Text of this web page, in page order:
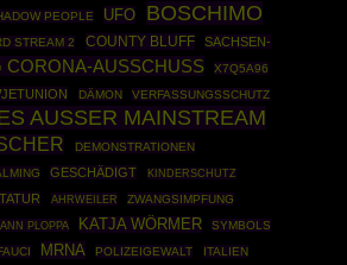
PEOPLE UFO
BOSCHIMO
STREAM 2 COUNTY BLUFF
SACHSEN-
AUSSCHUSS X7Q5A96
DÄMON VERFASSUNGSSCHUTZ
AUSSER MAINSTREAM
DEMONSTRATIONEN
GESCHÄDIGT KINDERSCHUTZ
AHRWEILER ZWANGSIMPFUNG
PLOPPA KATJA WÖRMER
SYMBOLS
MRNA POLIZEIGEWALT
ITALIEN